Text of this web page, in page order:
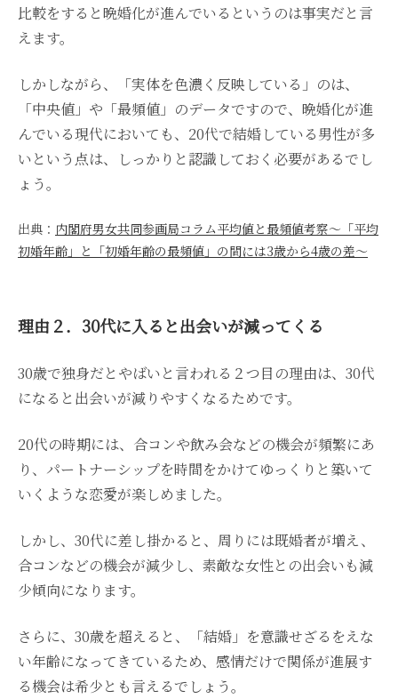
比較をすると晩婚化が進んでいるというのは事実だと言
えます。
しかしながら、「実体を色濃く反映している」のは、
「中央値」や「最頻値」のデータですので、晩婚化が進
んでいる現代においても、20代で結婚している男性が多
いという点は、しっかりと認識しておく必要があるでし
ょう。
出典： 内閣府男女共同参画局コラム平均値と最頻値考察～「平均
初婚年齢」と「初婚年齢の最頻値」の間には3歳から4歳の差～
理由２．30代に入ると出会いが減ってくる
30歳で独身だとやばいと言われる２つ目の理由は、30代
になると出会いが減りやすくなるためです。
20代の時期には、合コンや飲み会などの機会が頻繁にあ
り、パートナーシップを時間をかけてゆっくりと築いて
いくような恋愛が楽しめました。
しかし、30代に差し掛かると、周りには既婚者が増え、
合コンなどの機会が減少し、素敵な女性との出会いも減
少傾向になります。
さらに、30歳を超えると、「結婚」を意識せざるをえな
い年齢になってきているため、感情だけで関係が進展す
る機会は希少とも言えるでしょう。